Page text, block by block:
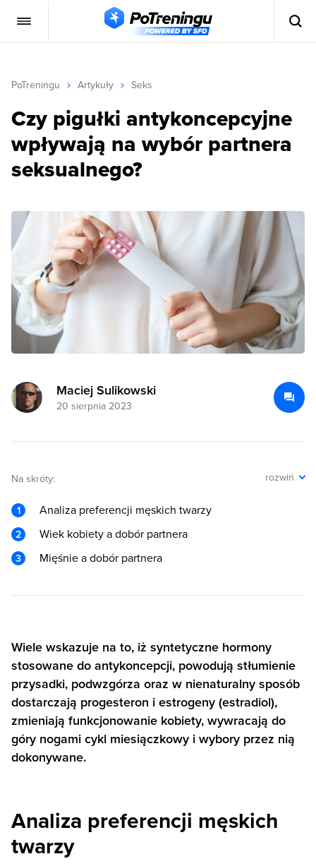
PoTreningu Artykuły Seks
Czy pigułki antykoncepcyjne
wpływają na wybór partnera
seksualnego?
Maciej Sulikowski
20 sierpnia 2023
Na skróty: rozwiń
Analiza preferencji męskich twarzy
Wiek kobiety a dobór partnera
Mięśnie a dobór partnera
Wiele wskazuje na to, iż syntetyczne hormony
stosowane do antykoncepcji, powodują stłumienie
przysadki, podwzgórza oraz w nienaturalny sposób
dostarczają progesteron i estrogeny (estradiol),
zmieniają funkcjonowanie kobiety, wywracają do
góry nogami cykl miesiączkowy i wybory przez nią
dokonywane.
Analiza preferencji męskich
twarzy